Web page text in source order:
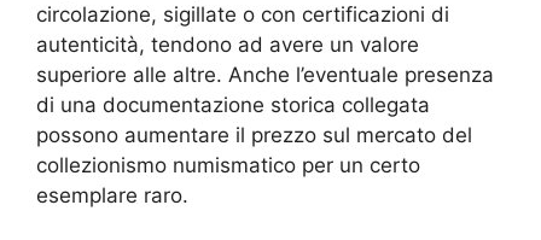
circolazione, sigillate o con certificazioni di
autenticità, tendono ad avere un valore
superiore alle altre. Anche l’eventuale presenza
di una documentazione storica collegata
possono aumentare il prezzo sul mercato del
collezionismo numismatico per un certo
esemplare raro.